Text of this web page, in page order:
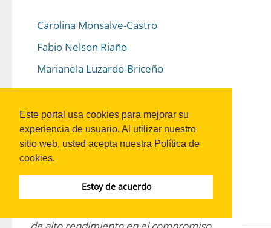
Este portal usa cookies para mejorar su
experiencia de usuario. Al utilizar nuestro
sitio web, usted acepta nuestra Política de
cookies.
Estoy de acuerdo
Carolina Monsalve-Castro
Fabio Nelson Riaño
Marianela Luzardo-Briceño
DOI: 10.21158/01208160.n90.2021.2976
Resumen
El artículo tiene como propósito